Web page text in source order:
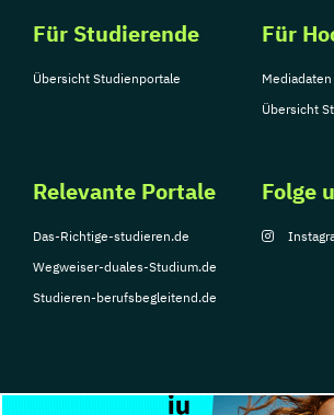
Überfakultäres Doktoratsstudium
Übersetzen
Übersetzen und
Für Studierende
Übersicht Studienportale
Für
Mediadaten
Übersicht
Relevante Portale
Das-Richtige-studieren.de
Wegweiser-duales-Studium.de
Studieren-berufsbegleitend.de
Folge